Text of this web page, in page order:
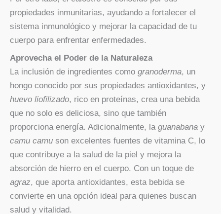
propiedades inmunitarias, ayudando a fortalecer el
sistema inmunológico y mejorar la capacidad de tu
cuerpo para enfrentar enfermedades.
Aprovecha el Poder de la Naturaleza
La inclusión de ingredientes como granoderma, un
hongo conocido por sus propiedades antioxidantes, y
huevo liofilizado, rico en proteínas, crea una bebida
que no solo es deliciosa, sino que también
proporciona energía. Adicionalmente, la guanabana y
camu camu son excelentes fuentes de vitamina C, lo
que contribuye a la salud de la piel y mejora la
absorción de hierro en el cuerpo. Con un toque de
agraz, que aporta antioxidantes, esta bebida se
convierte en una opción ideal para quienes buscan
salud y vitalidad.